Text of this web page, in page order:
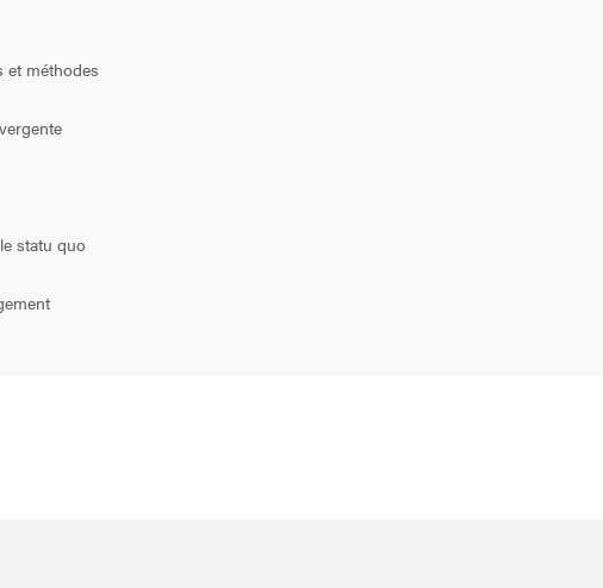
et méthodes
statu quo